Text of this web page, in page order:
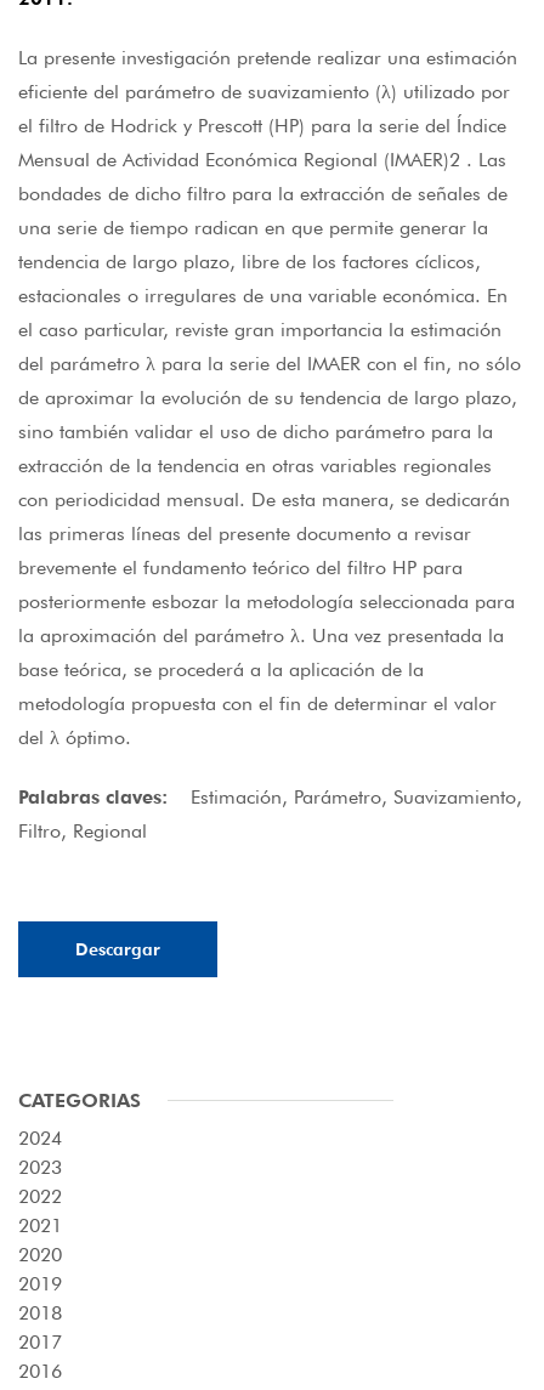
La presente investigación pretende realizar una estimación
eficiente del parámetro de suavizamiento (λ) utilizado por
el filtro de Hodrick y Prescott (HP) para la serie del Índice
Mensual de Actividad Económica Regional (IMAER)2 . Las
bondades de dicho filtro para la extracción de señales de
una serie de tiempo radican en que permite generar la
tendencia de largo plazo, libre de los factores cíclicos,
estacionales o irregulares de una variable económica. En
el caso particular, reviste gran importancia la estimación
del parámetro λ para la serie del IMAER con el fin, no sólo
de aproximar la evolución de su tendencia de largo plazo,
sino también validar el uso de dicho parámetro para la
extracción de la tendencia en otras variables regionales
con periodicidad mensual. De esta manera, se dedicarán
las primeras líneas del presente documento a revisar
brevemente el fundamento teórico del filtro HP para
posteriormente esbozar la metodología seleccionada para
la aproximación del parámetro λ. Una vez presentada la
base teórica, se procederá a la aplicación de la
metodología propuesta con el fin de determinar el valor
del λ óptimo.
Palabras claves:
Estimación, Parámetro, Suavizamiento,
Filtro, Regional
Descargar
CATEGORIAS
2024
2023
2022
2021
2020
2019
2018
2017
2016